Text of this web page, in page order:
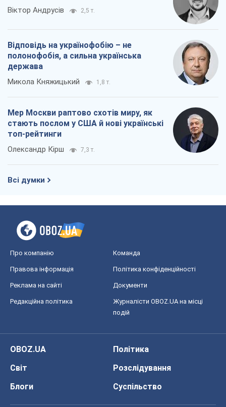
Віктор Андрусів 2,5 т.
Відповідь на українофобію – не
полонофобія, а сильна українська
держава
Микола Княжицький 1,8 т.
Мер Москви раптово схотів миру, як
стають послом у США й нові українські
топ-рейтинги
Олександр Кірш 7,3 т.
Всі думки
Про компанію Команда
Правова інформація Політика конфіденційності
Реклама на сайті Документи
Редакційна політика
Журналісти OBOZ.UA на місці
подій
OBOZ.UA
Політика
Світ
Розслідування
Блоги
Суспільство